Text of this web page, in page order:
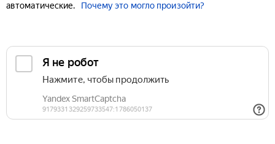
автоматические.
Почему это могло произойти?